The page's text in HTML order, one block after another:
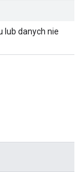
lub danych nie